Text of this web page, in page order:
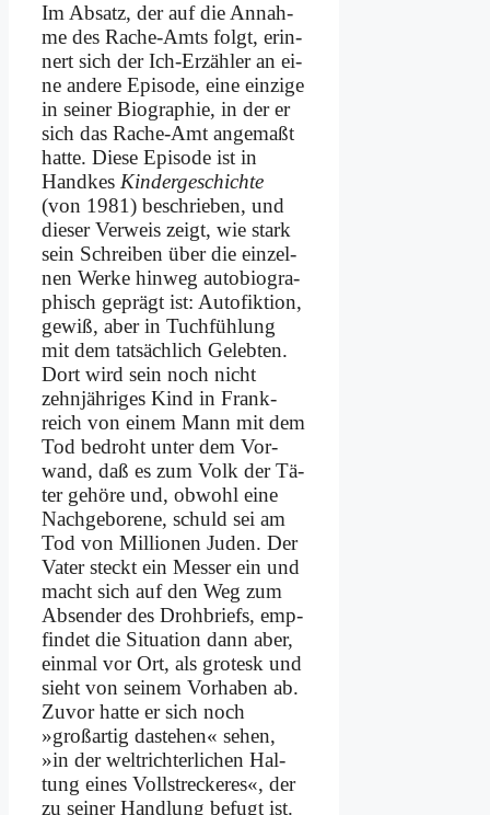
Im Ab­satz, der auf die An­nah­
me des Ra­che-Amts folgt, er­in­
nert sich der Ich-Er­zäh­ler an ei­
ne an­de­re Epi­so­de, ei­ne ein­zi­ge
in sei­ner Bio­gra­phie, in der er
sich das Ra­che-Amt an­ge­maßt
hat­te. Die­se Epi­so­de ist in
Hand­kes Kin­der­ge­schich­te
(von 1981) be­schrie­ben, und
die­ser Ver­weis zeigt, wie stark
sein Schrei­ben über die ein­zel­
nen Wer­ke hin­weg au­to­bio­gra­
phisch ge­prägt ist: Au­to­fik­ti­on,
ge­wiß, aber in Tuch­füh­lung
mit dem tat­säch­lich Ge­leb­ten.
Dort wird sein noch nicht
zehn­jäh­ri­ges Kind in Frank­
reich von ei­nem Mann mit dem
Tod be­droht un­ter dem Vor­
wand, daß es zum Volk der Tä­
ter ge­hö­re und, ob­wohl ei­ne
Nach­ge­bo­re­ne, schuld sei am
Tod von Mil­lio­nen Ju­den. Der
Va­ter steckt ein Mes­ser ein und
macht sich auf den Weg zum
Ab­sen­der des Droh­briefs, emp­
fin­det die Si­tua­ti­on dann aber,
ein­mal vor Ort, als gro­tesk und
sieht von sei­nem Vor­ha­ben ab.
Zu­vor hat­te er sich noch
»groß­ar­tig da­ste­hen« se­hen,
»in der welt­rich­ter­li­chen Hal­
tung ei­nes Voll­strecke­res«, der
zu sei­ner Hand­lung be­fugt ist.